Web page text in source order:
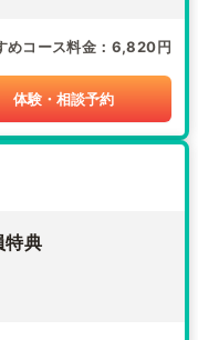
めコース料金 6,820円
体験・相談予約
特典